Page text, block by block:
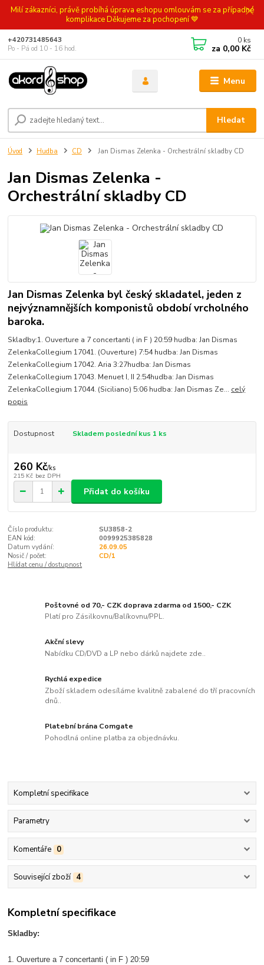
Milí zákazníci, právě probíhá úprava eshopu omlouvám se za případné
komplikace Děkujeme za pochopení 💙
Menu
Hledat
+420731485643
Po - Pá od 10 - 16 hod.
0 ks
za 0,00 Kč
Úvod Hudba CD Jan Dismas Zelenka - Orchestrální skladby CD
Jan Dismas Zelenka -
Orchestrální skladby CD
Jan Dismas Zelenka byl český skladatel, jeden z
nejvýznamnějších komponistů období vrcholného
baroka.
Skladby:1. Ouverture a 7 concertanti ( in F ) 20:59 hudba: Jan Dismas
ZelenkaCollegium 17041. (Ouverture) 7:54 hudba: Jan Dismas
ZelenkaCollegium 17042. Aria 3:27hudba: Jan Dismas
ZelenkaCollegium 17043. Menuet I, II 2:54hudba: Jan Dismas
ZelenkaCollegium 17044. (Siciliano) 5:06 hudba: Jan Dismas Ze... celý
popis
Dostupnost Skladem poslední kus 1 ks
260 Kč/ks
215 Kč bez DPH
Přidat do košíku
Číslo produktu:
SU3858-2
EAN kód:
0099925385828
Datum vydání:
26.09.05
Nosič / počet:
CD/1
Hlídat cenu / dostupnost
Poštovné od 70,- CZK doprava zdarma od 1500,- CZK
Platí pro Zásilkovnu/Balíkovnu/PPL.
Akční slevy
Nabídku CD/DVD a LP nebo dárků najdete zde..
Rychlá expedice
Zboží skladem odesíláme kvalitně zabalené do tří pracovních
dnů..
Platební brána Comgate
Pohodlná online platba za objednávku.
Kompletní specifikace
Parametry
Komentáře 0
Související zboží 4
Kompletní specifikace
Skladby:
1. Ouverture a 7 concertanti ( in F ) 20:59